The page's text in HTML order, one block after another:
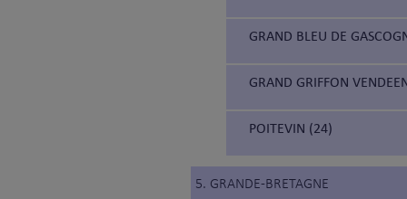
GRAND BLEU DE
GRAND GRIFFON
POITEVIN (24)
5. GRANDE-BRETAGNE